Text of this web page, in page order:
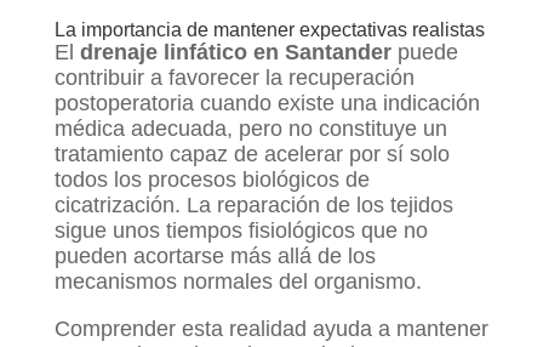
La importancia de mantener expectativas realistas
El drenaje linfático en Santanderpuede
contribuir a favorecer la recuperación
postoperatoria cuando existe una indicación
médica adecuada, pero no constituye un
tratamiento capaz de acelerar por sí solo
todos los procesos biológicos de
cicatrización. La reparación de los tejidos
sigue unos tiempos fisiológicos que no
pueden acortarse más allá de los
mecanismos normales del organismo.
Comprender esta realidad ayuda a mantener